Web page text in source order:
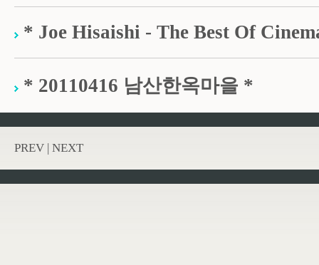
* Joe Hisaishi - The Best Of
* 20110416 남산한옥마을 *
PREV | NEXT